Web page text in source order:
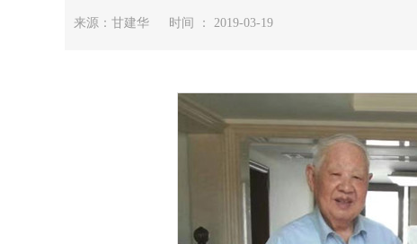
来源：甘建华 时间 ： 2019-03-19